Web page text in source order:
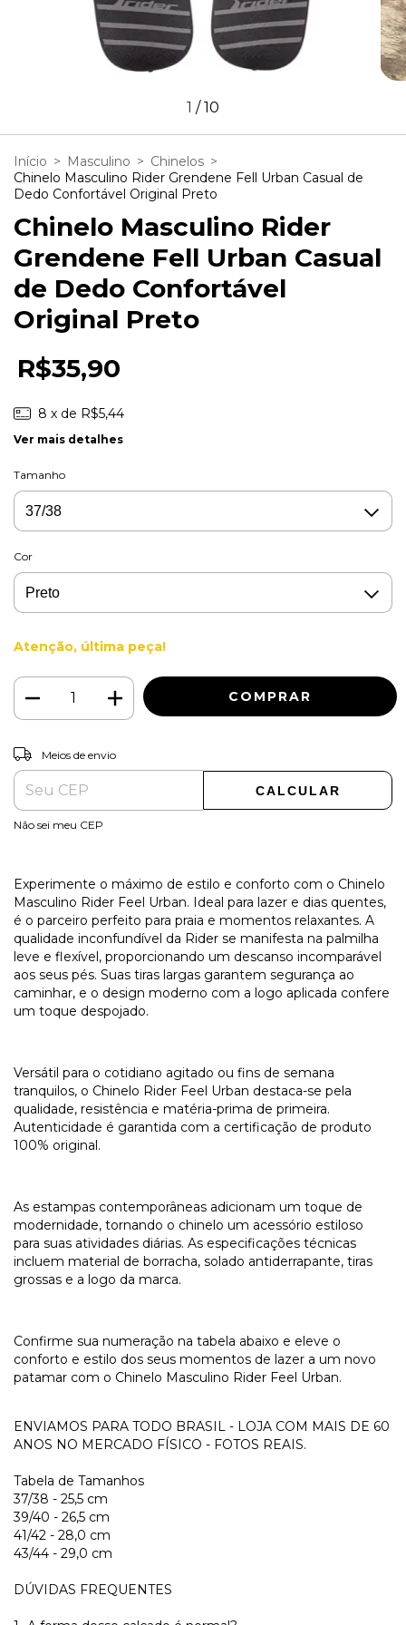
1 /10
Início > Masculino > Chinelos >
Chinelo Masculino Rider Grendene Fell Urban Casual de
Dedo Confortável Original Preto
Chinelo Masculino Rider
Grendene Fell Urban Casual
de Dedo Confortável
Original Preto
R$35,90
8 x de R$5,44
Ver mais detalhes
Tamanho
Cor
Atenção, última peça!
Entregas para o CEP:
Meios de envio
CALCULAR
Não sei meu CEP
Experimente o máximo de estilo e conforto com o Chinelo
Masculino Rider Feel Urban. Ideal para lazer e dias quentes,
é o parceiro perfeito para praia e momentos relaxantes. A
qualidade inconfundível da Rider se manifesta na palmilha
leve e flexível, proporcionando um descanso incomparável
aos seus pés. Suas tiras largas garantem segurança ao
caminhar, e o design moderno com a logo aplicada confere
um toque despojado.
Versátil para o cotidiano agitado ou fins de semana
tranquilos, o Chinelo Rider Feel Urban destaca-se pela
qualidade, resistência e matéria-prima de primeira.
Autenticidade é garantida com a certificação de produto
100% original.
As estampas contemporâneas adicionam um toque de
modernidade, tornando o chinelo um acessório estiloso
para suas atividades diárias. As especificações técnicas
incluem material de borracha, solado antiderrapante, tiras
grossas e a logo da marca.
Confirme sua numeração na tabela abaixo e eleve o
conforto e estilo dos seus momentos de lazer a um novo
patamar com o Chinelo Masculino Rider Feel Urban.
ENVIAMOS PARA TODO BRASIL - LOJA COM MAIS DE 60
ANOS NO MERCADO FÍSICO - FOTOS REAIS.
Tabela de Tamanhos
37/38 - 25,5 cm
39/40 - 26,5 cm
41/42 - 28,0 cm
43/44 - 29,0 cm
DÚVIDAS FREQUENTES